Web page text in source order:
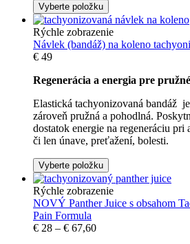
Vyberte položku
Rýchle zobrazenie
Návlek (bandáž) na koleno
€ 49
Regenerácia a energia pre
Elastická tachyonizovaná bandáž
zároveň pružná a pohodlná.
dostatok energie na regeneráciu
či len únave, preťažení, bolesti.
Vyberte položku
Rýchle zobrazenie
NOVÝ Panther Juice s obsahom
Pain Formula
€ 28 – € 67,60